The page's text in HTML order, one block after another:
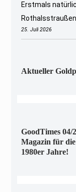
Erstmals
Rothalsstraußen
25. Juli 2026
Aktueller
GoodTimes 04/
Magazin für
1980er Jahre!